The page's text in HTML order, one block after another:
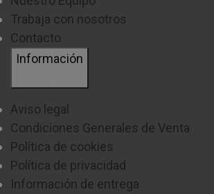
Trabaja con nosotros
Contacto
Información
Aviso legal
Condiciones Generales de Venta
Política de cookies
Política de privacidad
Información de entrega